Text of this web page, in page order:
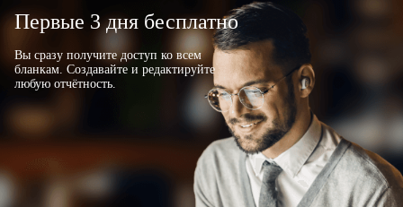
Первые 3 дня бесплатно
Вы сразу получите доступ ко всем
бланкам. Создавайте и редактируйте
любую отчётность.